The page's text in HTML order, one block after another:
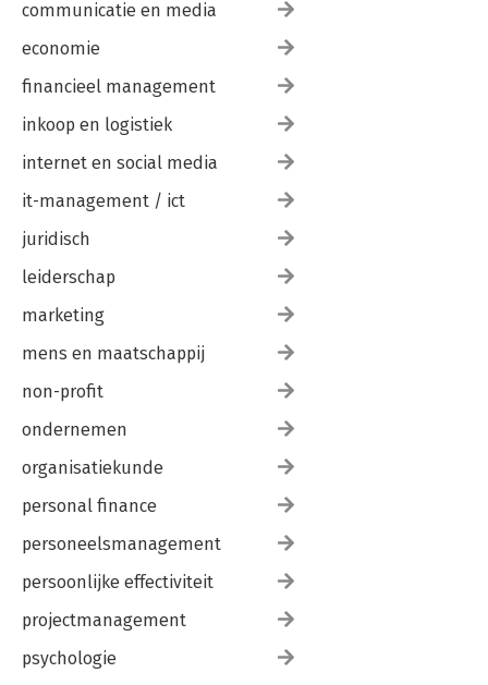
communicatie en media
economie
financieel management
inkoop en logistiek
internet en social media
it-management / ict
juridisch
leiderschap
marketing
mens en maatschappij
non-profit
ondernemen
organisatiekunde
personal finance
personeelsmanagement
persoonlijke effectiviteit
projectmanagement
psychologie